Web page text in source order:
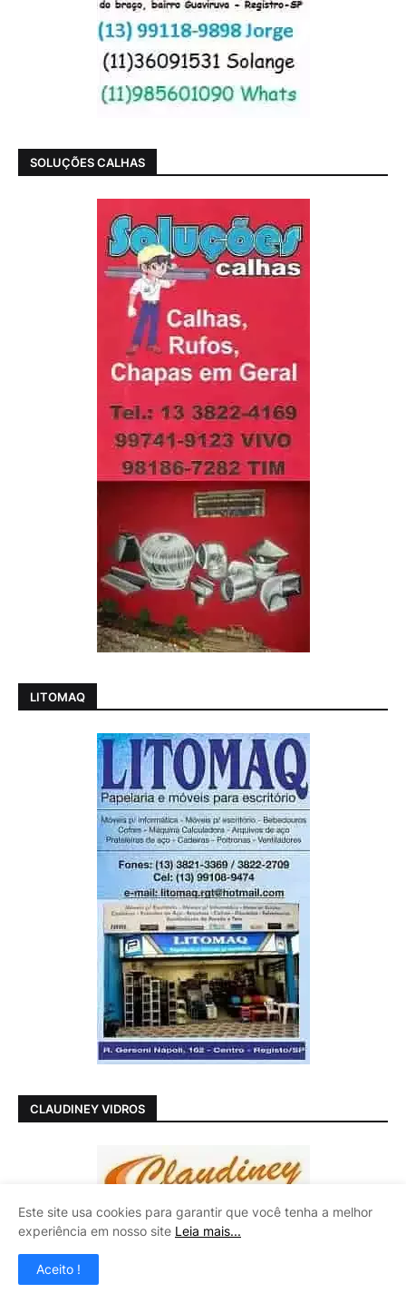
SOLUÇÕES CALHAS
LITOMAQ
CLAUDINEY VIDROS
Este site usa cookies para garantir que você tenha a melhor
experiência em nosso site Leia mais...
Aceito !